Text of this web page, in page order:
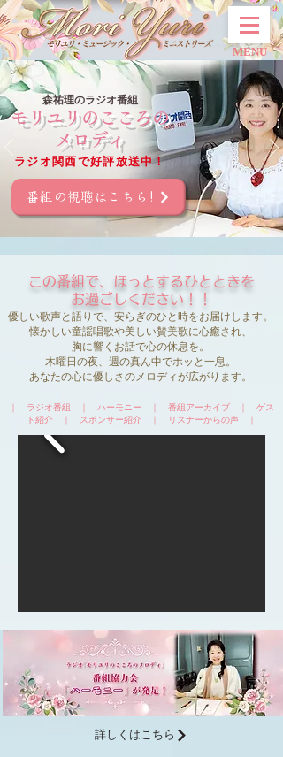
MENU
​森祐理のラジオ番組
モリユリのこころの
メロディ
ラジオ関西で好評放送中！
番組の視聴はこちら!
この番組で、ほっとするひとときを
お過ごしください！！
優しい歌声と語りで、安らぎのひと時をお届けします。
懐かしい童謡唱歌や美しい賛美歌に心癒され、
胸に響くお話で心の休息を。
木曜日の夜、週の真ん中でホッと一息。
あなたの心に優しさのメロディが広がります。
ラジオ番組 ハーモニー 番組アーカイブ
ゲス
ト紹介
スポンサー紹介 リスナーからの声
詳しくはこちら